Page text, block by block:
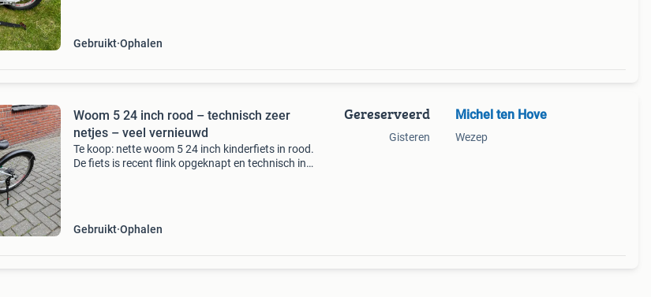
Gebruikt Ophalen
Woom 5 24 inch rood – technisch zeer
netjes – veel vernieuwd
Te koop: nette woom 5 24 inch kinderfiets in rood.
De fiets is recent flink opgeknapt en technisch in
Gebruikt Ophalen
Gereserveerd
Gisteren
Michel ten Hove
Wezep